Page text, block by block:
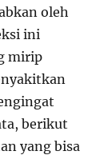
oleh
ini
mirip
berikut
yang bisa